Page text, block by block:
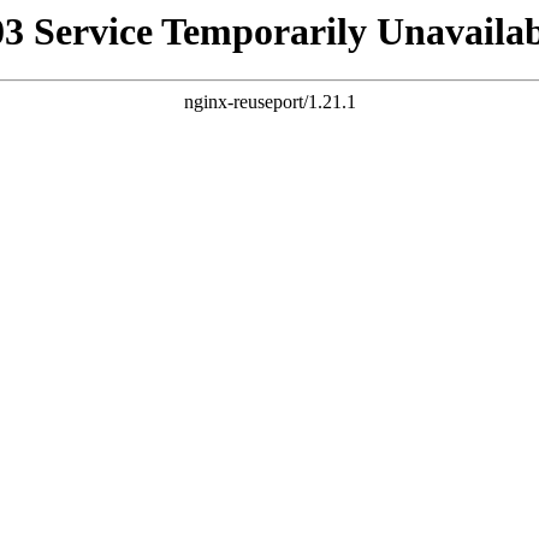
Service Temporarily
nginx-reuseport/1.21.1